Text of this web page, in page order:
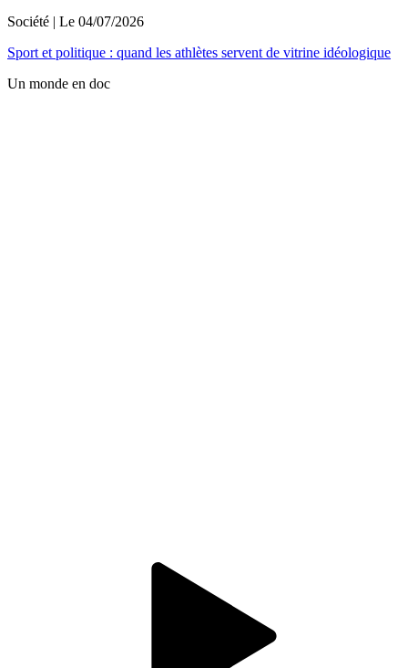
Société | Le 04/07/2026
Sport et politique : quand les athlètes servent de vitrine idéologique
Un monde en doc